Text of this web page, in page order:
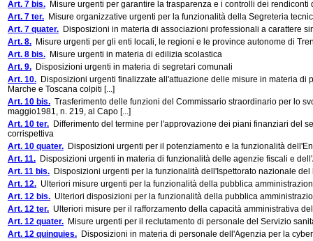
Art. 7 bis. Misure urgenti per garantire la trasparenza e i controlli dei
Art. 7 ter. Misure organizzative urgenti per la funzionalità della Segreteria
Art. 7 quater. Disposizioni in materia di associazioni professionali a carattere
Art. 8. Misure urgenti per gli enti locali, le regioni e le province autonome di
Art. 8 bis. Misure urgenti in materia di edilizia scolastica
Art. 9. Disposizioni urgenti in materia di segretari comunali
Art. 10. Disposizioni urgenti finalizzate all'attuazione delle misure in materia
Marche e Toscana colpiti [...]
Art. 10 bis. Trasferimento delle funzioni del Commissario straordinario per lo
maggio1981, n. 219, al Capo [...]
Art. 10 ter. Differimento del termine per l'approvazione dei piani finanziari del
corrispettiva
Art. 10 quater. Disposizioni urgenti per il potenziamento e la funzionalità
Art. 11. Disposizioni urgenti in materia di funzionalità delle agenzie fiscali e
Art. 11 bis. Disposizioni urgenti per la funzionalità dell'Ispettorato nazionale del
Art. 12. Ulteriori misure urgenti per la funzionalità della pubblica
Art. 12 bis. Ulteriori disposizioni per la funzionalità della pubblica
Art. 12 ter. Ulteriori misure per il rafforzamento della capacità amministrativa
Art. 12 quater. Misure urgenti per il reclutamento di personale del Servizio
Art. 12 quinquies. Disposizioni in materia di personale dell'Agenzia per la